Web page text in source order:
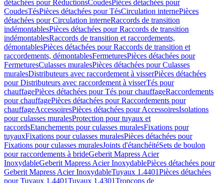
détachées pour RéductionsCoudesPièces détachées pour
CoudesTésPièces détachées pour TésCirculation internePièces
détachées pour Circulation interneRaccords de transition
indémontablesPièces détachées pour Raccords de transition
indémontablesRaccords de transition et raccordements,
démontablesPièces détachées pour Raccords de transition et
raccordements, démontablesFermeturesPièces détachées pour
FermeturesCulasses muralesPièces détachées pour Culasses
muralesDistributeurs avec raccordement à visserPièces détachées
pour Distributeurs avec raccordement à visserTés pour
chauffagePièces détachées pour Tés pour chauffageRaccordements
pour chauffagePièces détachées pour Raccordements pour
chauffageAccessoiresPièces détachées pour AccessoiresIsolations
pour culasses muralesProtection pour tuyaux et
raccordsEtanchements pour culasses muralesFixations pour
tuyauxFixations pour culasses muralesPièces détachées pour
Fixations pour culasses muralesJoints d'étanchéitéSets de boulon
pour raccordements à brideGeberit Mapress Acier
InoxydableGeberit Mapress Acier InoxydablePièces détachées pour
Geberit Mapress Acier InoxydableTuyaux 1.4401Pièces détachées
pour Tuyaux 1.4401Tuyaux 1.4301Tronçons de